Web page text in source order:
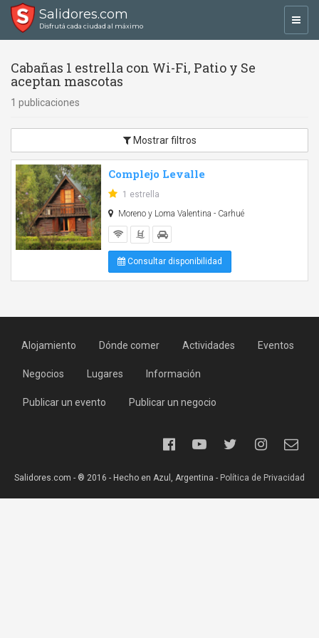
Salidores.com
Disfrutá cada ciudad al máximo
Cabañas 1 estrella con Wi-Fi, Patio y Se
aceptan mascotas
1 publicaciones
Mostrar filtros
Complejo Levalle
1 estrella
Moreno y Loma Valentina - Carhué
Consultar disponibilidad
Alojamiento Dónde comer Actividades Eventos
Negocios Lugares Información
Publicar un evento Publicar un negocio
Salidores.com - ® 2016 - Hecho en Azul, Argentina - Política de Privacidad